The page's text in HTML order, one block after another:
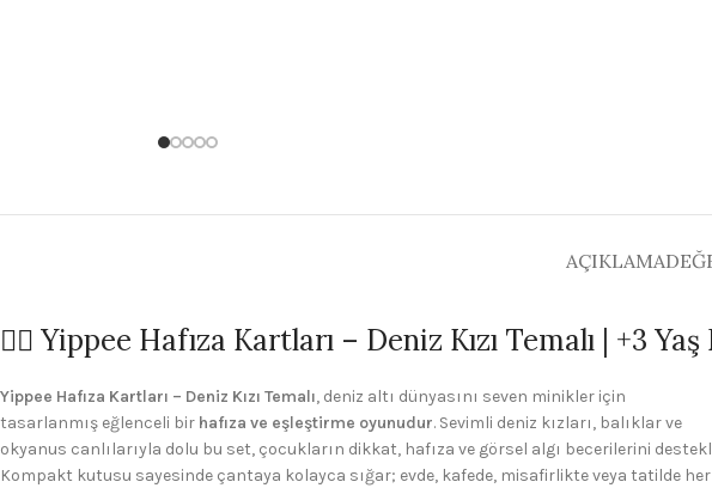
AÇIKLAMA
🧜‍♀️ Yippee Hafıza Kartları – Deniz Kızı Temalı | +3
Yippee Hafıza Kartları – Deniz Kızı Temalı, deniz altı dünyasını seven minikler için
tasarlanmış eğlenceli bir hafıza ve eşleştirme oyunudur. Sevimli deniz kızları, balıklar ve
okyanus canlılarıyla dolu bu set, çocukların dikkat, hafıza ve görsel algı becerilerini
Kompakt kutusu sayesinde çantaya kolayca sığar; evde, kafede, misafirlikte veya tatilde her